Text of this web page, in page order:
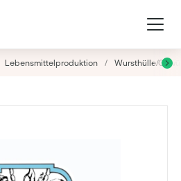
Lebensmittelproduktion / Wursthülle/